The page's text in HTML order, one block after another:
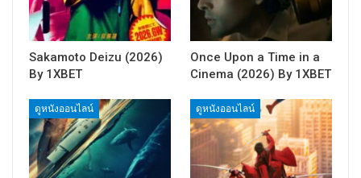
Sakamoto Deizu (2026)
By 1XBET
Once Upon a Time in a
Cinema (2026) By 1XBET
ดูหนังออนไลน์ ดูหนังออนไลน์